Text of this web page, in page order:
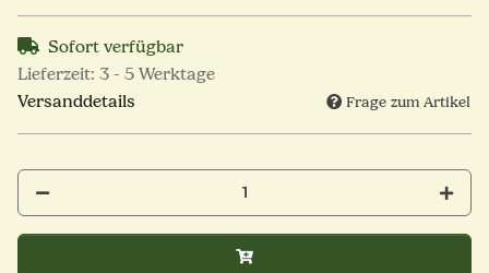
Sofort verfügbar
Lieferzeit: 3 - 5 Werktage
Versanddetails
Frage zum Artikel